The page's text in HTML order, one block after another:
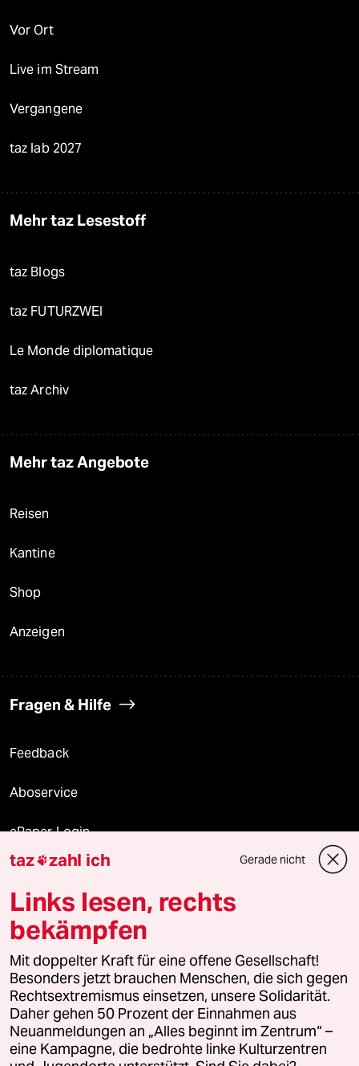
Vor Ort
Live im Stream
Vergangene
taz lab 2027
Mehr taz Lesestoff
taz Blogs
taz FUTURZWEI
Le Monde diplomatique
taz Archiv
Mehr taz Angebote
Reisen
Kantine
Shop
Anzeigen
Fragen & Hilfe
Feedback
Aboservice
ePaper Login
Downloads für Abonnierende
© 2026 taz Verlags und Vertriebs GmbH
Alle Rechte vorbehalten. Bei rechtlichen Fragen oder für Genehmigungen
wenden Sie sich bitte an
lizenzen@taz.de
Feedback Redaktionsstatut Kommune-Richtlinien
Leitlinie Informant Datenschutz Impressum AGB
taz zahl ich Gerade nicht
Links lesen, rechts
bekämpfen
Mit doppelter Kraft für eine offene Gesellschaft!
Besonders jetzt brauchen Menschen, die sich gegen
Rechtsextremismus einsetzen, unsere Solidarität.
Daher gehen 50 Prozent der Einnahmen aus
Neuanmeldungen an „Alles beginnt im Zentrum“ –
eine Kampagne, die bedrohte linke Kulturzentren